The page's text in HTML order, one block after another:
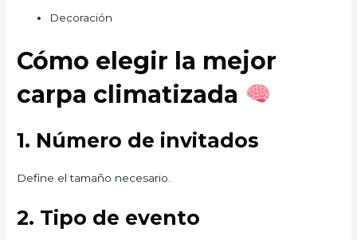
Decoración
Cómo elegir la mejor
carpa climatizada
1. Número de invitados
Define el tamaño necesario.
2. Tipo de evento